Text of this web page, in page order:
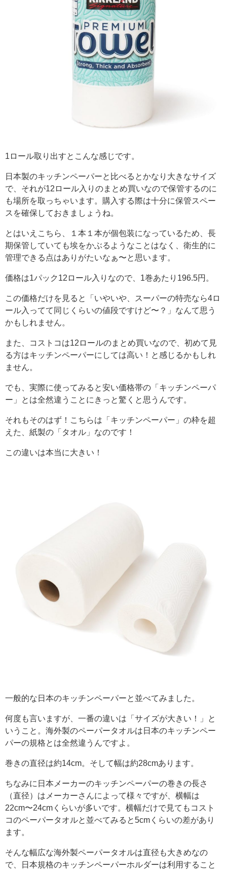
1ロール取り出すとこんな感じです。
日本製のキッチンペーパーと比べるとかなり大きなサイズ
で、それが12ロール入りのまとめ買いなので保管するのに
も場所を取っちゃいます。購入する際は十分に保管スペー
スを確保しておきましょうね。
とはいえこちら、１本１本が個包装になっているため、長
期保管していても埃をかぶるようなことはなく、衛生的に
管理できる点はありがたいなぁ〜と思います。
価格は1パック12ロール入りなので、1巻あたり196.5円。
この価格だけを見ると「いやいや、スーパーの特売なら4ロ
ール入ってて同じくらいの値段ですけど〜？」なんて思う
かもしれません。
また、コストコは12ロールのまとめ買いなので、初めて見
る方はキッチンペーパーにしては高い！と感じるかもしれ
ません。
でも、実際に使ってみると安い価格帯の「キッチンペーパ
ー」とは全然違うことにきっと驚くと思うんです。
それもそのはず！こちらは「キッチンペーパー」の枠を超
えた、紙製の「タオル」なのです！
この違いは本当に大きい！
一般的な日本のキッチンペーパーと並べてみました。
何度も言いますが、一番の違いは「サイズが大きい！」と
いうこと。海外製のペーパータオルは日本のキッチンペー
パーの規格とは全然違うんですよ。
巻きの直径は約14cm。そして幅は約28cmあります。
ちなみに日本メーカーのキッチンペーパーの巻きの長さ
（直径）はメーカーさんによって様々ですが、横幅は
22cm〜24cmくらいが多いです。横幅だけで見てもコスト
コのペーパータオルと並べてみると5cmくらいの差があり
ます。
そんな幅広な海外製ペーパータオルは直径も大きめなの
で、日本規格のキッチンペーパーホルダーは利用すること